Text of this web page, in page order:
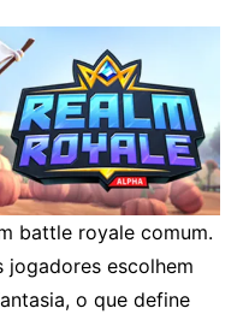
battle royale comum.
escolhem
o que define